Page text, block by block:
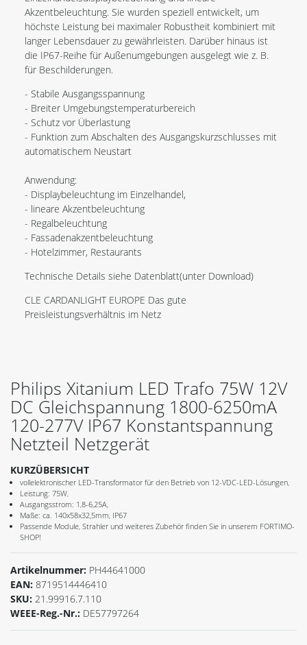
Akzentbeleuchtung. Sie wurden speziell entwickelt, um
höchste Leistung bei maximaler Robustheit kombiniert mit
langer Lebensdauer zu gewährleisten. Darüber hinaus ist
die IP67-Reihe für Außenumgebungen ausgelegt wie z. B.
für Beschilderungen.
- Stabile Ausgangsspannung
- Breiter Umgebungstemperaturbereich
- Schutz vor Überlastung
- Funktion zum Abschalten des Ausgangskurzschlusses mit
automatischem Neustart
Anwendung:
- Displaybeleuchtung im Einzelhandel,
- lineare Akzentbeleuchtung
- Regalbeleuchtung
- Fassadenakzentbeleuchtung
- Hotelzimmer, Restaurants
Technische Details siehe Datenblatt(unter Download)
CLE CARDANLIGHT EUROPE Das gute
Preisleistungsverhältnis im Netz
Philips Xitanium LED Trafo 75W 12V
DC Gleichspannung 1800-6250mA
120-277V IP67 Konstantspannung
Netzteil Netzgerät
KURZÜBERSICHT
vollelektronischer LED-Transformator für den Betrieb von 12-VDC-LED-Lösungen,
Leistung: 75W,
Ausgangsstrom: 1,8-6,25A,
Maße: ca. 140x58x32,5mm, IP67
Passende Module, Strahler und weiteres Zubehör finden Sie in unserem FORTIMO-
SHOP!
Artikelnummer: PH44641000
EAN: 8719514446410
SKU: 21.99916.7.110
WEEE-Reg.-Nr.: DE57797264